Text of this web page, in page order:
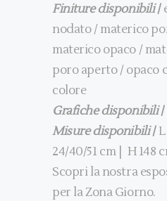
Finiture disponibili/
nodato/materico
materico opaco /
poro aperto/opaco
colore
Grafiche disponibili/
Misure disponibili/
24/40/51 cm | H 148
Scopri la nostra
per laZona Giorno.